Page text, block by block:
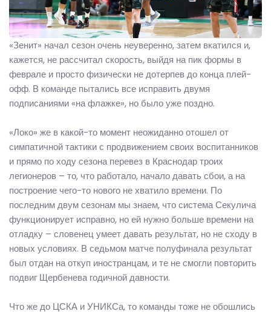
«Зенит» начал сезон очень неуверенно, затем вкатился и,
кажется, не рассчитал скорость, выйдя на пик формы в
феврале и просто физически не дотерпев до конца плей-
офф. В команде пытались все исправить двумя
подписаниями «на флажке», но было уже поздно.
«Локо» же в какой-то момент неожиданно отошел от
симпатичной тактики с продвижением своих воспитанников
и прямо по ходу сезона перевез в Краснодар троих
легионеров – то, что работало, начало давать сбои, а на
построение чего-то нового не хватило времени. По
последним двум сезонам мы знаем, что система Секулича
функционирует исправно, но ей нужно больше времени на
отладку – словенец умеет давать результат, но не сходу в
новых условиях. В седьмом матче полуфинала результат
был отдан на откуп иностранцам, и те не смогли повторить
подвиг Щербенева годичной давности.
Что же до ЦСКА и УНИКСа, то команды тоже не обошлись